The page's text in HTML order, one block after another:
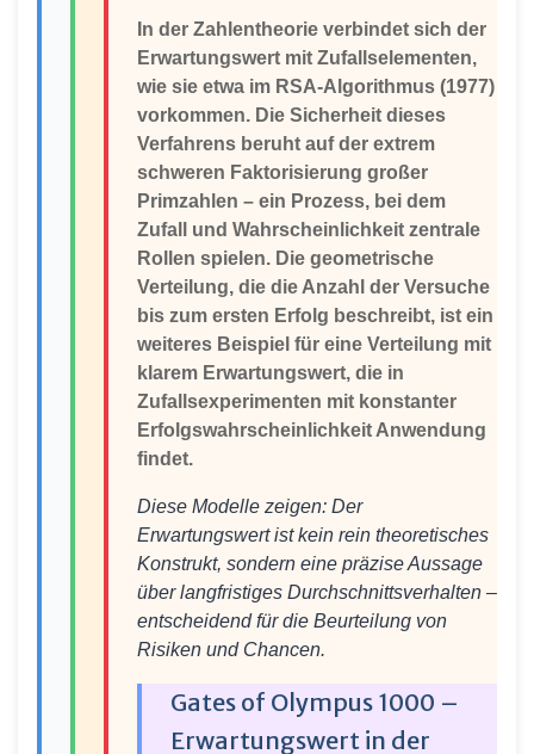
In der Zahlentheorie verbindet sich der
Erwartungswert mit Zufallselementen,
wie sie etwa im RSA-Algorithmus (1977)
vorkommen. Die Sicherheit dieses
Verfahrens beruht auf der extrem
schweren Faktorisierung großer
Primzahlen – ein Prozess, bei dem
Zufall und Wahrscheinlichkeit zentrale
Rollen spielen. Die geometrische
Verteilung, die die Anzahl der Versuche
bis zum ersten Erfolg beschreibt, ist ein
weiteres Beispiel für eine Verteilung mit
klarem Erwartungswert, die in
Zufallsexperimenten mit konstanter
Erfolgswahrscheinlichkeit Anwendung
findet.
Diese Modelle zeigen: Der
Erwartungswert ist kein rein theoretisches
Konstrukt, sondern eine präzise Aussage
über langfristiges Durchschnittsverhalten –
entscheidend für die Beurteilung von
Risiken und Chancen.
Gates of Olympus 1000 –
Erwartungswert in der